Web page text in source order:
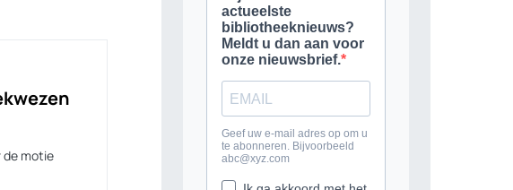
de motie